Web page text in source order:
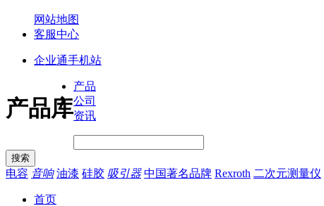
网站地图
客服中心
企业通手机站
产品库
产品
公司
资讯
电容 音响 油漆 硅胶 吸引器 中国著名品牌 Rexroth 二次元测量仪
首页